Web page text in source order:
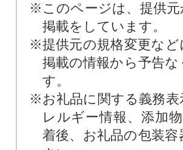
※このページは、提供
掲載をしています。
※提供元の規格変更な
掲載の情報から予告
す。
※お礼品に関する義務表
レルギー情報、添加
着後、お礼品の包装